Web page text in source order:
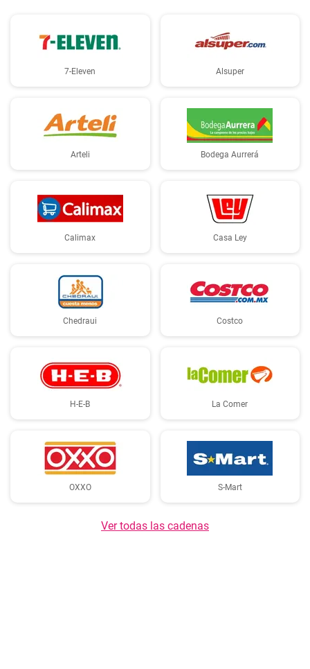
7-Eleven Alsuper
Arteli Bodega Aurrerá
Calimax Casa Ley
Chedraui Costco
H-E-B La Comer
OXXO S-Mart
Ver todas las cadenas